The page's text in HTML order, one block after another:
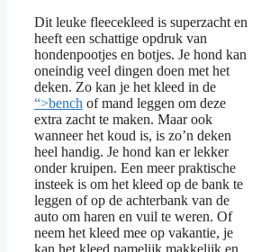
Dit leuke fleecekleed is superzacht en
heeft een schattige opdruk van
hondenpootjes en botjes. Je hond kan
oneindig veel dingen doen met het
deken. Zo kan je het kleed in de
“>bench of mand leggen om deze
extra zacht te maken. Maar ook
wanneer het koud is, is zo’n deken
heel handig. Je hond kan er lekker
onder kruipen. Een meer praktische
insteek is om het kleed op de bank te
leggen of op de achterbank van de
auto om haren en vuil te weren. Of
neem het kleed mee op vakantie, je
kan het kleed namelijk makkelijk en